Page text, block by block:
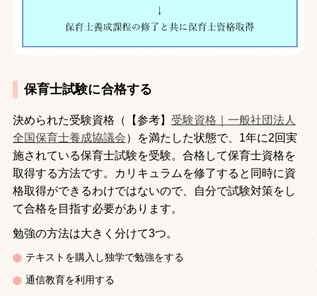
保育士試験に合格する
決められた受験資格（【参考】 受験資格｜一般社団法人
全国保育士養成協議会）を満たした状態で、 1年に2回実
施されている保育士試験を受験。合格して保育士資格を
取得する方法です。カリキュラムを修了すると同時に資
格取得ができるわけではないので、自分で試験対策をし
て合格を目指す必要があります。
勉強の方法は大きく分けて3つ。
テキストを購入し独学で勉強をする
通信教育を利用する